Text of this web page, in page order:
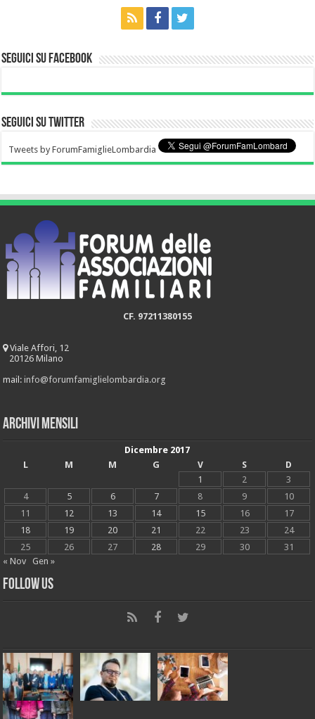
Seguici su Facebook
Seguici su Twitter
Tweets by ForumFamiglieLombardia
CF. 97211380155
Viale Affori, 12
20126 Milano
mail:info@forumfamiglielombardia.org
Archivi mensili
Dicembre 2017
L
M M G V S
D
1
2
3
4
5 6 7 8 9
10
11
12 13 14 15 16
17
18
19 20 21 22 23
24
25
26 27 28 29 30
31
« Nov
Gen »
Follow Us